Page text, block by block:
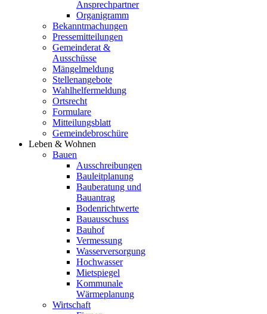
Ansprechpartner
Organigramm
Bekanntmachungen
Pressemitteilungen
Gemeinderat &
Ausschüsse
Mängelmeldung
Stellenangebote
Wahlhelfermeldung
Ortsrecht
Formulare
Mitteilungsblatt
Gemeindebroschüre
Leben & Wohnen
Bauen
Ausschreibungen
Bauleitplanung
Bauberatung und
Bauantrag
Bodenrichtwerte
Bauausschuss
Bauhof
Vermessung
Wasserversorgung
Hochwasser
Mietspiegel
Kommunale
Wärmeplanung
Wirtschaft